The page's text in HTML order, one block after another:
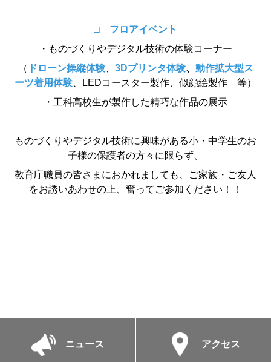
□ フロアイベント
・ものづくりやデジタル技術の体験コーナー
（ ドローン操縦体験、 3Dプリンタ体験、 動作拡大型ス
ーツ着用体験 、LEDコースター製作、似顔絵製作 等）
・工科高校生が製作した精巧な作品の展示
ものづくりやデジタル技術に興味がある小・中学生のお
子様の保護者の方々に限らず、
教育庁職員の皆さまにおかれましても、ご家族・ご友人
をお誘いあわせの上、奮ってご参加ください！！
ニュース アクセス